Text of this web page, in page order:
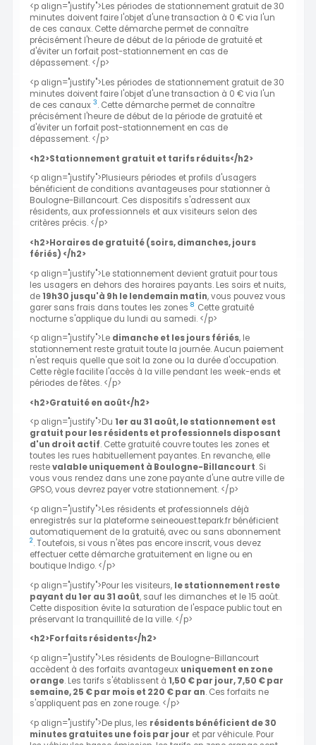
<p align="justify">Les périodes de stationnement gratuit de 30
minutes doivent faire l'objet d'une transaction à 0 € via l'un
de ces canaux. Cette démarche permet de connaître
précisément l'heure de début de la période de gratuité et
d'éviter un forfait post-stationnement en cas de
dépassement. </p>
<p align="justify">Les périodes de stationnement gratuit de 30
minutes doivent faire l'objet d'une transaction à 0 € via l'un
de ces canaux 3. Cette démarche permet de connaître
précisément l'heure de début de la période de gratuité et
d'éviter un forfait post-stationnement en cas de
dépassement. </p>
<h2>Stationnement gratuit et tarifs réduits</h2>
<p align="justify">Plusieurs périodes et profils d'usagers
bénéficient de conditions avantageuses pour stationner à
Boulogne-Billancourt. Ces dispositifs s'adressent aux
résidents, aux professionnels et aux visiteurs selon des
critères précis. </p>
<h2>Horaires de gratuité (soirs, dimanches, jours
fériés) </h2>
<p align="justify">Le stationnement devient gratuit pour tous
les usagers en dehors des horaires payants. Les soirs et nuits,
de19h30 jusqu'à 9h le lendemain matin, vous pouvez vous
garer sans frais dans toutes les zones 8. Cette gratuité
nocturne s'applique du lundi au samedi. </p>
<p align="justify">Le dimanche et les jours fériés, le
stationnement reste gratuit toute la journée. Aucun paiement
n'est requis quelle que soit la zone ou la durée d'occupation.
Cette règle facilite l'accès à la ville pendant les week-ends et
périodes de fêtes. </p>
<h2>Gratuité en août</h2>
<p align="justify">Du 1er au 31 août, le stationnement est
gratuit pour les résidents et professionnels disposant
d'un droit actif. Cette gratuité couvre toutes les zones et
toutes les rues habituellement payantes. En revanche, elle
restevalable uniquement à Boulogne-Billancourt. Si
vous vous rendez dans une zone payante d'une autre ville de
GPSO, vous devrez payer votre stationnement. </p>
<p align="justify">Les résidents et professionnels déjà
enregistrés sur la plateforme seineouest.tepark.fr bénéficient
automatiquement de la gratuité, avec ou sans abonnement
2. Toutefois, si vous n'êtes pas encore inscrit, vous devez
effectuer cette démarche gratuitement en ligne ou en
boutique Indigo. </p>
<p align="justify">Pour les visiteurs, le stationnement reste
payant du 1er au 31 août, sauf les dimanches et le 15 août.
Cette disposition évite la saturation de l'espace public tout en
préservant la tranquillité de la ville. </p>
<h2>Forfaits résidents</h2>
<p align="justify">Les résidents de Boulogne-Billancourt
accèdent à des forfaits avantageux uniquement en zone
orange. Les tarifs s'établissent à 1,50 € par jour, 7,50 € par
semaine, 25 € par mois et 220 € par an. Ces forfaits ne
s'appliquent pas en zone rouge. </p>
<p align="justify">De plus, les résidents bénéficient de 30
minutes gratuites une fois par jour et par véhicule. Pour